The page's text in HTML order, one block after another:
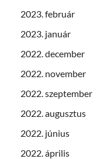
2023. február
2023. január
2022. december
2022. november
2022. szeptember
2022. augusztus
2022. június
2022. április